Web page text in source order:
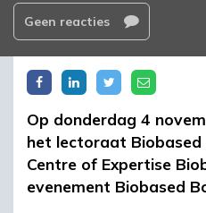
Geen reacties
Op donderdag 4
het lectoraat Biobased
Centre of Expertise
evenement Biobased